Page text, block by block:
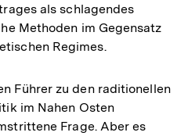
als schlagendes
Methoden im Gegensatz
Regimes.
Führer zu den raditionellen
im Nahen Osten
Frage. Aber es